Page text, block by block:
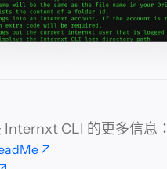
Internxt CLI 的更多信息：